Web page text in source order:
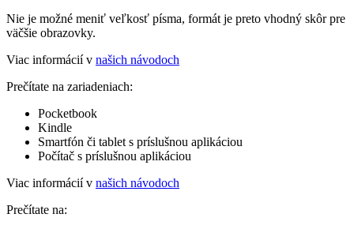
Nie je možné meniť veľkosť písma, formát je preto vhodný skôr pre
väčšie obrazovky.
Viac informácií v našich návodoch
Prečítate na zariadeniach:
Pocketbook
Kindle
Smartfón či tablet s príslušnou aplikáciou
Počítač s príslušnou aplikáciou
Viac informácií v našich návodoch
Prečítate na: